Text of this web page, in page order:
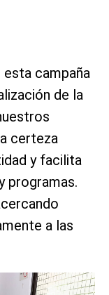
campaña
de la
certeza
y facilita
programas.
a las